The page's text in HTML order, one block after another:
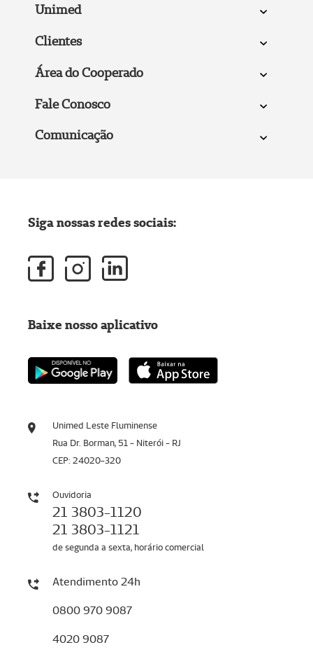
Unimed
Clientes
Área do Cooperado
Fale Conosco
Comunicação
Unimed Leste Fluminense
Rua Dr. Borman, 51 - Niterói - RJ
CEP: 24020-320
Ouvidoria
21 3803-1120
21 3803-1121
de segunda a sexta, horário comercial
Atendimento 24h
0800 970 9087
4020 9087
Siga nossas redes sociais:
Baixe nosso aplicativo